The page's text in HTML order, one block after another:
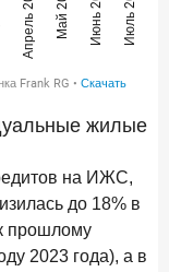
жилые
на ИЖС,
до 18% в
прошлому
2023 года), а в